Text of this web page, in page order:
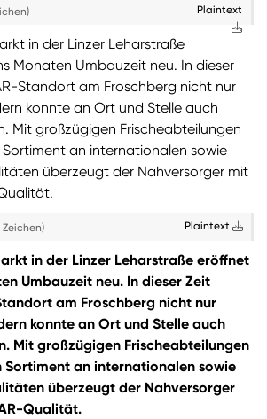
über aktuelle Aktionen,
attraktive Gewinnspiele uvm.
Sie sich zumSPAR
Zum SPAR Newsletter
Plaintext
in der Linzer Leharstraße
Monaten Umbauzeit neu. In dieser
Standort am Froschberg nicht nur
konnte an Ort und Stelle auch
Mit großzügigen Frischeabteilungen
an internationalen sowie
überzeugt der Nahversorger mit
Zeichen) Plaintext
in der Linzer Leharstraße eröffnet
Umbauzeit neu. In dieser Zeit
am Froschberg nicht nur
konnte an Ort und Stelle auch
Mit großzügigen Frischeabteilungen
Sortiment an internationalen sowie
überzeugt der Nahversorger
Qualität.